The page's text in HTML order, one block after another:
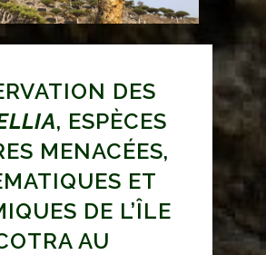
DES
, ESPÈCES
MENACÉES,
ET
DE L’ÎLE
AU